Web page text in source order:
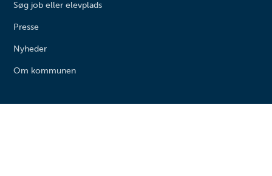
Søg job eller elevplads
Presse
Nyheder
Om kommunen
Varde kommune